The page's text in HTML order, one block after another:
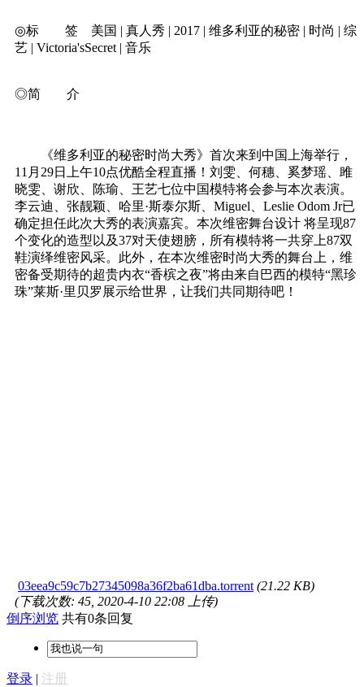
◎标 签 美国 | 真人秀 | 2017 | 维多利亚的秘密 | 时尚 | 综
艺 | Victoria'sSecret | 音乐
◎简 介
《维多利亚的秘密时尚大秀》首次来到中国上海举行，
11月29日上午10点优酷全程直播！刘雯、何穗、奚梦瑶、雎
晓雯、谢欣、陈瑜、王艺七位中国模特将会参与本次表演。
李云迪、张靓颖、哈里·斯泰尔斯、Miguel、Leslie Odom Jr已
确定担任此次大秀的表演嘉宾。本次维密舞台设计 将呈现87
个变化的造型以及37对天使翅膀，所有模特将一共穿上87双
鞋演绎维密风采。此外，在本次维密时尚大秀的舞台上，维
密备受期待的超贵内衣“香槟之夜”将由来自巴西的模特“黑珍
珠”莱斯·里贝罗展示给世界，让我们共同期待吧！
03eea9c59c7b27345098a36f2ba61dba.torrent (21.22 KB)
(下载次数: 45, 2020-4-10 22:08 上传)
倒序浏览 共有0条回复
登录 | 注册